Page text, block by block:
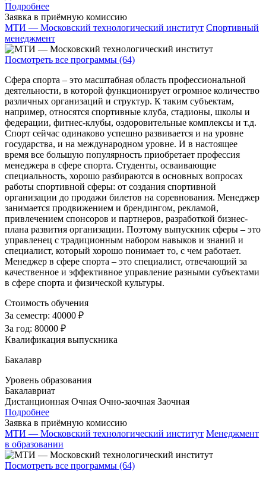
Подробнее
Заявка в приёмную комиссию
МТИ — Московский технологический институт Спортивный
менеджмент
Посмотреть все программы (64)
Сфера спорта – это масштабная область профессиональной
деятельности, в которой функционирует огромное количество
различных организаций и структур. К таким субъектам,
например, относятся спортивные клуба, стадионы, школы и
федерации, фитнес-клубы, оздоровительные комплексы и т.д.
Спорт сейчас одинаково успешно развивается и на уровне
государства, и на международном уровне. И в настоящее
время все большую популярность приобретает профессия
менеджера в сфере спорта. Студенты, осваивающие
специальность, хорошо разбираются в основных вопросах
работы спортивной сферы: от создания спортивной
организации до продажи билетов на соревнования. Менеджер
занимается продвижением и брендингом, рекламой,
привлечением спонсоров и партнеров, разработкой бизнес-
плана развития организации. Поэтому выпускник сферы – это
управленец с традиционным набором навыков и знаний и
специалист, который хорошо понимает то, с чем работает.
Менеджер в сфере спорта – это специалист, отвечающий за
качественное и эффективное управление разными субъектами
в сфере спорта и физической культуры.
Стоимость обучения
За семестр: 40000 ₽
За год: 80000 ₽
Квалификация выпускника
Бакалавр
Уровень образования
Бакалавриат
Дистанционная Очная Очно-заочная Заочная
Подробнее
Заявка в приёмную комиссию
МТИ — Московский технологический институт Менеджмент
в образовании
Посмотреть все программы (64)